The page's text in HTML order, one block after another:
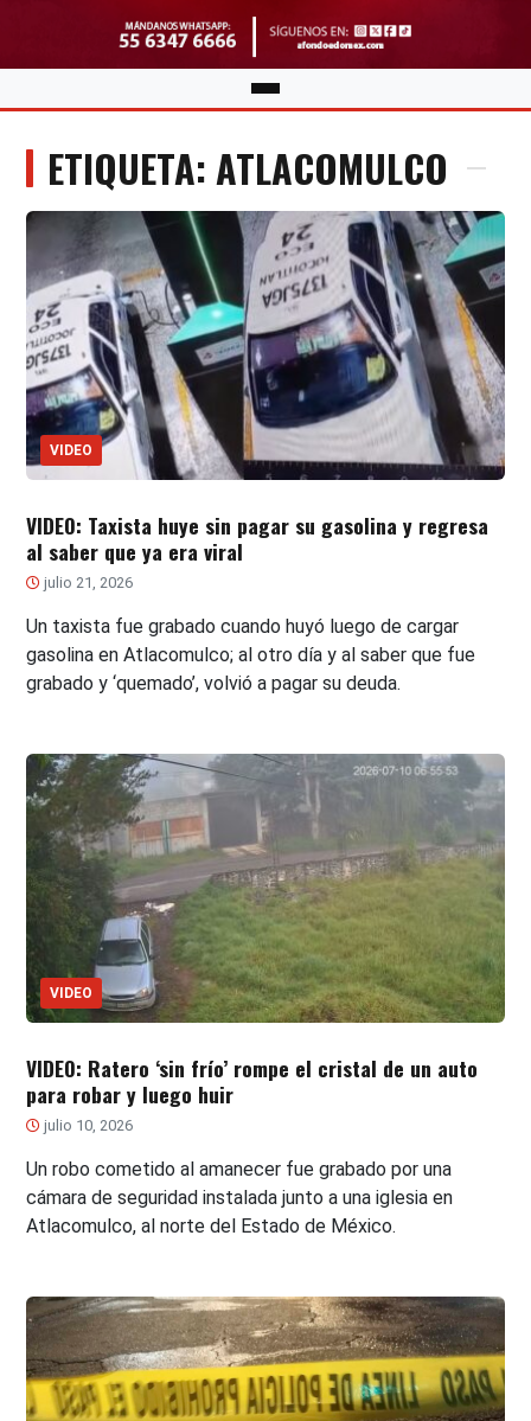
ETIQUETA: ATLACOMULCO
VIDEO
VIDEO: Taxista huye sin pagar su gasolina y regresa
al saber que ya era viral
julio 21, 2026
Un taxista fue grabado cuando huyó luego de cargar
gasolina en Atlacomulco; al otro día y al saber que fue
grabado y ‘quemado’, volvió a pagar su deuda.
VIDEO
VIDEO: Ratero ‘sin frío’ rompe el cristal de un auto
para robar y luego huir
julio 10, 2026
Un robo cometido al amanecer fue grabado por una
cámara de seguridad instalada junto a una iglesia en
Atlacomulco, al norte del Estado de México.